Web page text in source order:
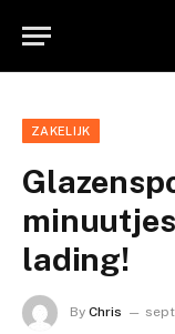
ZAKELIJK
lading!
By Chris